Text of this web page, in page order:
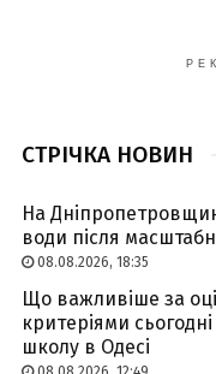
СТРІЧКА НОВИН
На
води після
08.08.2026, 18:35
Що важливіше за
критеріями
школу в Одесі